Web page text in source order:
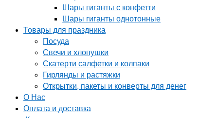
Шары гиганты с конфетти
Шары гиганты однотонные
Товары для праздника
Посуда
Свечи и хлопушки
Скатерти салфетки и колпаки
Гирлянды и растяжки
Открытки, пакеты и конверты для денег
О Нас
Оплата и доставка